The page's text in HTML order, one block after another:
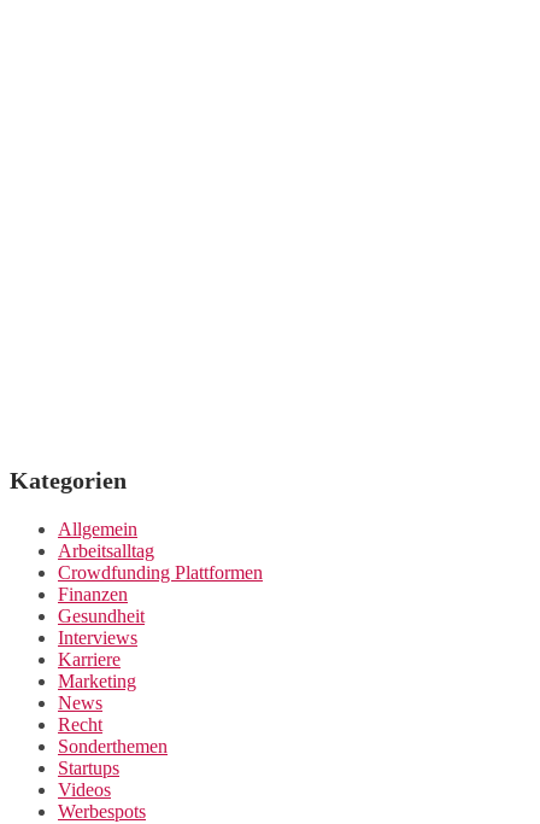
Kategorien
Allgemein
Arbeitsalltag
Crowdfunding Plattformen
Finanzen
Gesundheit
Interviews
Karriere
Marketing
News
Recht
Sonderthemen
Startups
Videos
Werbespots